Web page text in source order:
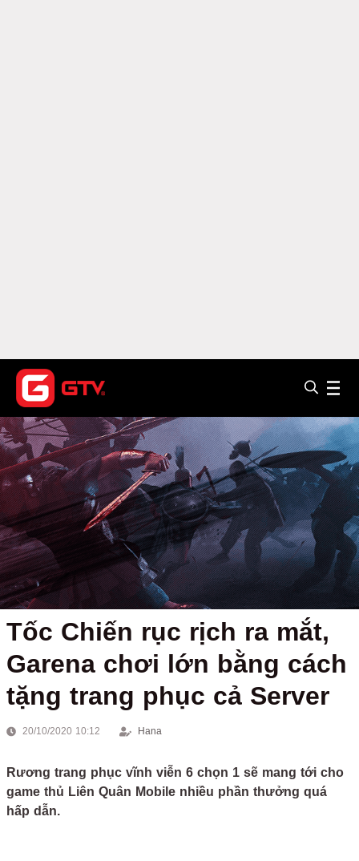
Tốc Chiến rục rịch ra mắt,
Garena chơi lớn bằng cách
tặng trang phục cả Server
20/10/2020 10:12 Hana
Rương trang phục vĩnh viễn 6 chọn 1 sẽ mang tới cho
game thủ Liên Quân Mobile nhiều phần thưởng quá
hấp dẫn.